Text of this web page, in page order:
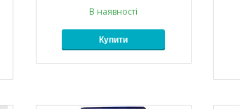
В наявності
Купити